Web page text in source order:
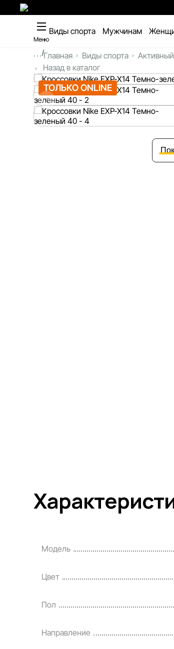
Меню
Виды спорта Мужчинам
...Главная Виды спорта
Назад в каталог
ТОЛЬКО ONLINE
Модель
Цвет
Пол
Направление